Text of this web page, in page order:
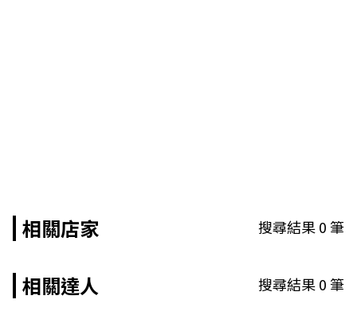
相關店家 搜尋結果0筆
相關達人 搜尋結果0筆